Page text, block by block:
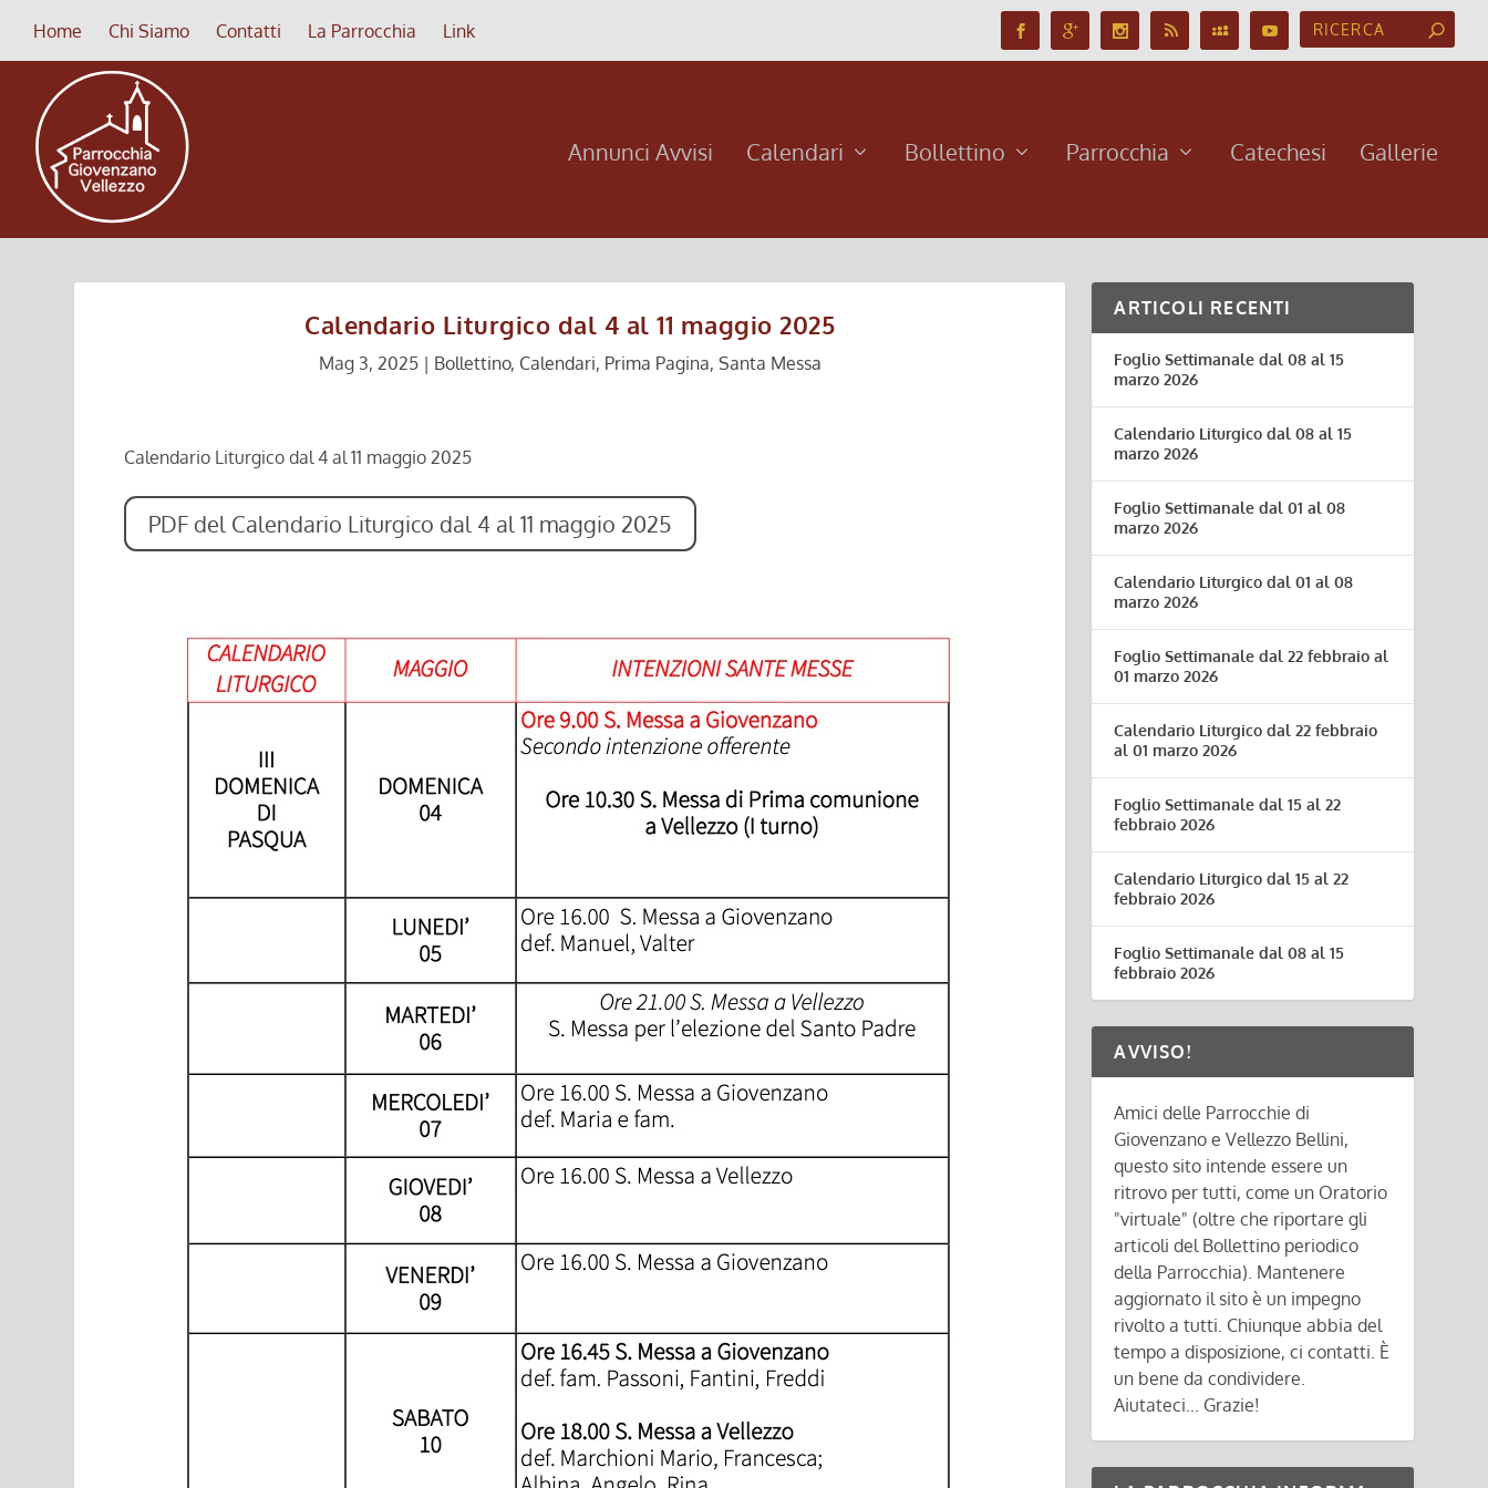
Home Chi Siamo Contatti La Parrocchia Link
Annunci Avvisi Calendari Bollettino Parrocchia Catechesi Gallerie
Calendario Liturgico dal 4 al 11 maggio 2025
Mag 3, 2025| Bollettino, Calendari, Prima Pagina, Santa Messa
Calendario Liturgico dal 4 al 11 maggio 2025
PDF del Calendario Liturgico dal 4 al 11 maggio 2025
ARTICOLI RECENTI
Foglio Settimanale dal 08 al 15
marzo 2026
Calendario Liturgico dal 08 al 15
marzo 2026
Foglio Settimanale dal 01 al 08
marzo 2026
Calendario Liturgico dal 01 al 08
marzo 2026
Foglio Settimanale dal 22 febbraio al
01 marzo 2026
Calendario Liturgico dal 22 febbraio
al 01 marzo 2026
Foglio Settimanale dal 15 al 22
febbraio 2026
Calendario Liturgico dal 15 al 22
febbraio 2026
Foglio Settimanale dal 08 al 15
febbraio 2026
AVVISO!
Amici delle Parrocchie di
Giovenzano e Vellezzo Bellini,
questo sito intende essere un
ritrovo per tutti, come un Oratorio
"virtuale" (oltre che riportare gli
articoli del Bollettino periodico
della Parrocchia). Mantenere
aggiornato il sito è un impegno
rivolto a tutti. Chiunque abbia del
tempo a disposizione, ci contatti. È
un bene da condividere.
Aiutateci... Grazie!